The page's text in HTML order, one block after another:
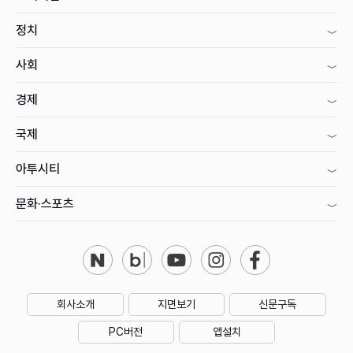
정치
사회
경제
국제
아투시티
문화·스포츠
회사소개 지면보기 신문구독
PC버전 앱설치